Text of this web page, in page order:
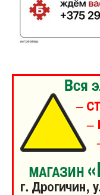
Правила